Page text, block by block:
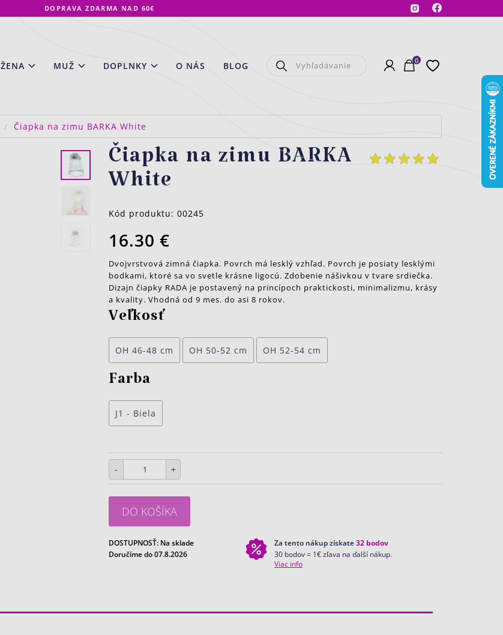
DOPRAVA ZDARMA NAD 60€ InstagramFacebook
ŽENA MUŽ DOPLNKY O NÁS BLOG Prihlásenie
Košík
0 Obľúbené
Čiapka na zimu BARKA White
Čiapka na zimu BARKA
White
Kód produktu: 00245
16.30 €
Dvojvrstvová zimná čiapka. Povrch má lesklý vzhľad. Povrch je posiaty lesklými
bodkami, ktoré sa vo svetle krásne ligocú. Zdobenie nášivkou v tvare srdiečka.
Dizajn čiapky RADA je postavený na princípoch praktickosti, minimalizmu, krásy
a kvality. Vhodná od 9 mes. do asi 8 rokov.
Veľkosť
OH 46-48 cm OH 50-52 cm OH 52-54 cm
Farba
J1 - Biela
- +
DO KOŠÍKA
DOSTUPNOSŤ: Na sklade
Doručíme do 07.8.2026
Za tento nákup získate32bodov
30 bodov = 1€ zľava na ďalší nákup.
Viac info